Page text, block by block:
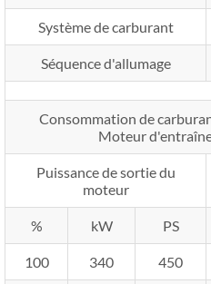
Système de carburant
Séquence d'allumage
Consommation de
Moteur
Puissance de sortie du
moteur
% kW PS
100 340 450